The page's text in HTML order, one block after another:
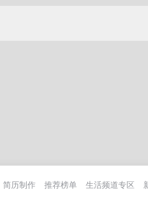
简历制作 推荐榜单 生活频道专区